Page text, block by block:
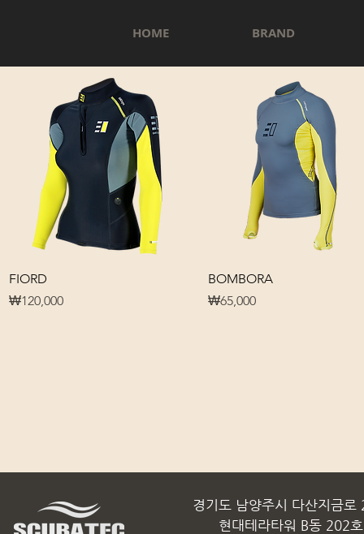
HOME BRAND
FIORD
가격
₩120,000
BOMBORA
가격
₩65,000
경기도 남양주시 다산지금로
현대테라타워 B동 202호